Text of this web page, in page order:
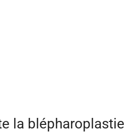
la blépharoplastie